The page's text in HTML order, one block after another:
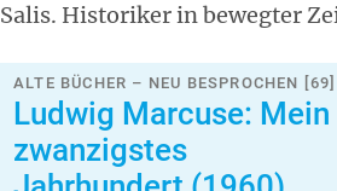
Salis. Historiker in bewegter
ALTE BÜCHER – NEU BESPROCHEN [69]
Ludwig Marcuse: Mein
zwanzigstes